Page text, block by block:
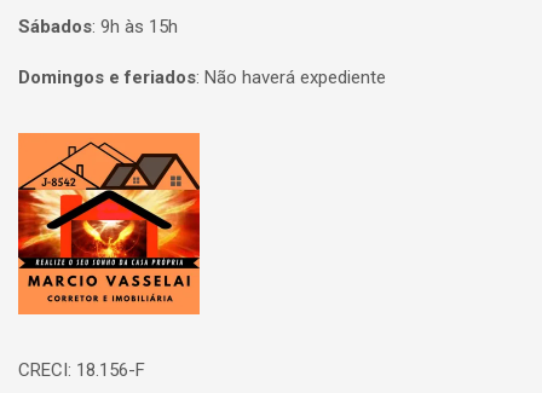
Sábados: 9h às 15h
Domingos e feriados: Não haverá expediente
Página inicial
CRECI: 18.156-F